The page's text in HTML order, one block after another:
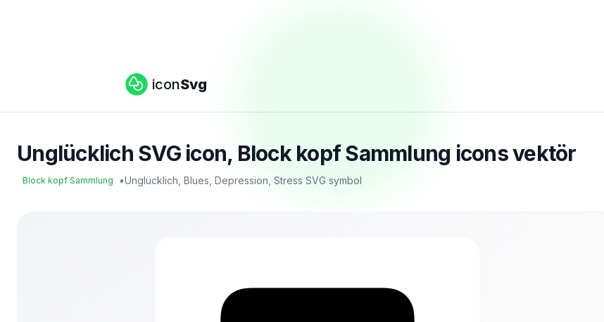
iconSvg
Unglücklich SVG icon, Block kopf Sammlung icons vektör
Block kopf Sammlung •Unglücklich, Blues, Depression, Stress SVG symbol